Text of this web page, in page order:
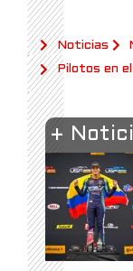
Noticias
Pilotos en
+